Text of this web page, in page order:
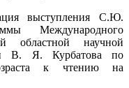
выступления С.Ю.
Международного
областной научной
В. Я. Курбатова по
к чтению на